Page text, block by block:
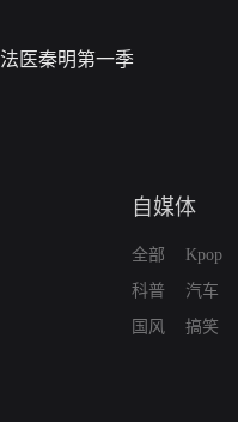
法医秦明第一季
自媒体
全部
科普
国风
Kpop
汽车
搞笑